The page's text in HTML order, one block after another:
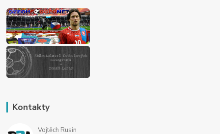
Kontakty
Vojtěch Rusin